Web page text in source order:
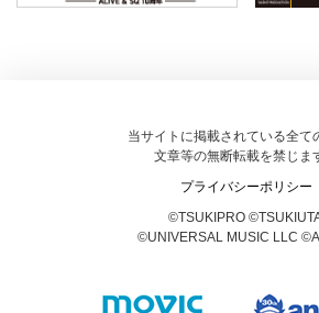
当サイトに掲載されている全て
文章等の無断転載を禁じま
プライバシーポリシー
©TSUKIPRO
©UNIVERSAL MUSIC LLC